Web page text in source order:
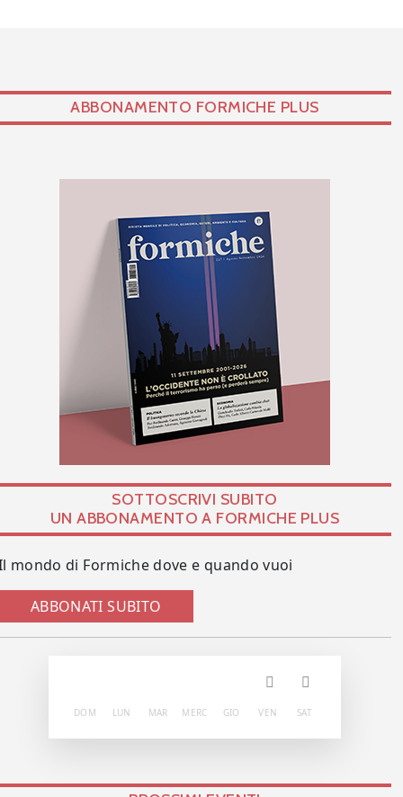
ABBONAMENTO FORMICHE PLUS
SOTTOSCRIVI SUBITO
UN ABBONAMENTO A FORMICHE PLUS
mondo di Formiche dove e quando vuoi
ABBONATI SUBITO
DOM LUN MAR MERC GIO VEN SAT